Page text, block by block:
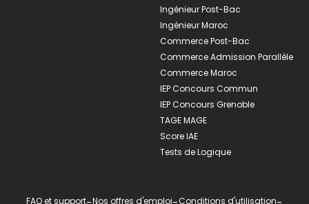
Ingénieur Post-Bac
Ingénieur Maroc
Commerce Post-Bac
Commerce Admission Parallèle
Commerce Maroc
IEP Concours Commun
IEP Concours Grenoble
TAGE MAGE
Score IAE
Tests de Logique
FAQ et support Nos offres d'emploi Conditions d'utilisation